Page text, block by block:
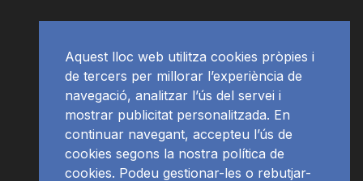
Aquest lloc web utilitza cookies pròpies i
de tercers per millorar l’experiència de
navegació, analitzar l’ús del servei i
mostrar publicitat personalitzada. En
continuar navegant, accepteu l’ús de
cookies segons la nostra política de
cookies. Podeu gestionar-les o rebutjar-